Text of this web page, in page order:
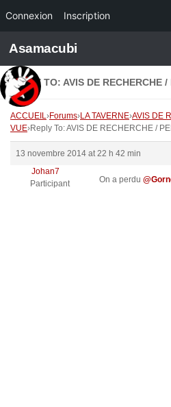
Connexion Inscription
Skip to content
Asamacubi
REPLY TO: AVIS DE RECHERCHE
ACCUEIL›Forums›LA TAVERNE›AVIS DE
VUE›Reply To: AVIS DE RECHERCHE /
13 novembre 2014 at 22 h 42 min
Johan7
Participant
On a perdu